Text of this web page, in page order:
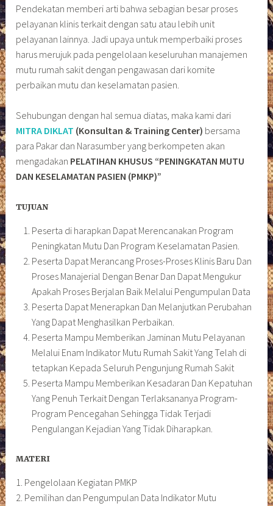
Pendekatan memberi arti bahwa sebagian besar proses
pelayanan klinis terkait dengan satu atau lebih unit
pelayanan lainnya. Jadi upaya untuk memperbaiki proses
harus merujuk pada pengelolaan keseluruhan manajemen
mutu rumah sakit dengan pengawasan dari komite
perbaikan mutu dan keselamatan pasien.
Sehubungan dengan hal semua diatas, maka kami dari
MITRA DIKLAT (Konsultan & Training Center) bersama
para Pakar dan Narasumber yang berkompeten akan
mengadakan PELATIHAN KHUSUS “PENINGKATAN MUTU
DAN KESELAMATAN PASIEN (PMKP)”
TUJUAN
Peserta di harapkan Dapat Merencanakan Program
Peningkatan Mutu Dan Program Keselamatan Pasien.
Peserta Dapat Merancang Proses-Proses Klinis Baru Dan
Proses Manajerial Dengan Benar Dan Dapat Mengukur
Apakah Proses Berjalan Baik Melalui Pengumpulan Data
Peserta Dapat Menerapkan Dan Melanjutkan Perubahan
Yang Dapat Menghasilkan Perbaikan.
Peserta Mampu Memberikan Jaminan Mutu Pelayanan
Melalui Enam Indikator Mutu Rumah Sakit Yang Telah di
tetapkan Kepada Seluruh Pengunjung Rumah Sakit
Peserta Mampu Memberikan Kesadaran Dan Kepatuhan
Yang Penuh Terkait Dengan Terlaksananya Program-
Program Pencegahan Sehingga Tidak Terjadi
Pengulangan Kejadian Yang Tidak Diharapkan.
MATERI
1. Pengelolaan Kegiatan PMKP
2. Pemilihan dan Pengumpulan Data Indikator Mutu